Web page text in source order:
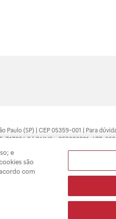
Paulo (SP) | CEP 05359-001 | Para
7.17094.5 | CMVS - 355030801-477-
o médico está apto a
para compras feitas pela
tranquilidade. A privacidade e a
e
são
com